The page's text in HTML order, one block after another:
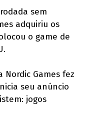
sem
adquiriu os
o game de
Nordic Games fez
seu anúncio
jogos